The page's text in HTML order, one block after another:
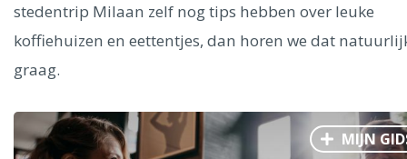
Ålesund
Singapore
Rome Berlijn Mechelen Venetië
Florence
Dublin
Hong Kong München Budapest
stedentrip Milaan zelf nog tips hebben over leuke
koffiehuizen en eettentjes, dan horen we dat
graag.
MIJN